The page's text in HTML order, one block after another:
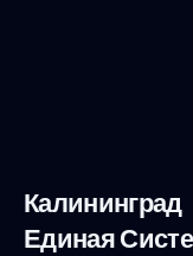
Калининград
Единая